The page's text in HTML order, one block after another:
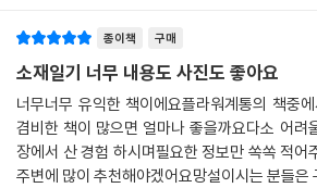
82 떡갈나무
83 에뮤패더
85 그린훅·레드훅
86 유사
87 산호수
은 어쩔 수 없나봅니다. 하지만 이러한 마음은 항
로 더 좋은 책을 만들게 하는 저의 양분이 될 것입
끝으로 꽃길을 걷고 계시는 모든 분들에게 이 책
디어를 드리는 책이 되었으면 좋겠습니다.
---「배철호 - 머리말」중에서
종이책 구매
소재일기 너무 내용도 사진도 좋아요
너무너무 유익한 책이에요플라워계통의 책중
겸비한 책이 많으면 얼마나 좋을까요다소 어려
장에서 산 경험 하시며필요한 정보만 쏙쏙 적어
주변에 많이 추천해야겠어요망설이시는 분들은